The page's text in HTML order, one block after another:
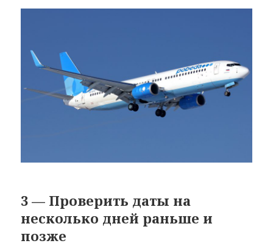
3 — Проверить даты на
несколько дней раньше и
позже